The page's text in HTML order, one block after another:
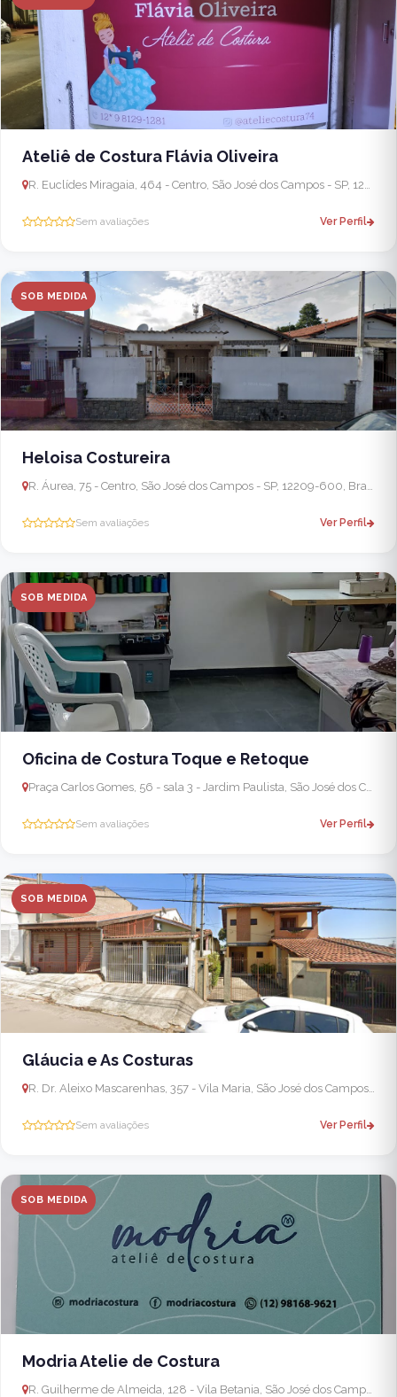
Ateliê de Costura Flávia Oliveira
R. Euclídes Miragaia, 464 - Centro, São José dos Campos - SP, 12245-820, Brasil
Sem avaliações Ver Perfil
SOB MEDIDA
Heloisa Costureira
R. Áurea, 75 - Centro, São José dos Campos - SP, 12209-600, Brasil
Sem avaliações Ver Perfil
SOB MEDIDA
Oficina de Costura Toque e Retoque
Praça Carlos Gomes, 56 - sala 3 - Jardim Paulista, São José dos Campos - SP, 12216-060, Brasil
Sem avaliações Ver Perfil
SOB MEDIDA
Gláucia e As Costuras
R. Dr. Aleixo Mascarenhas, 357 - Vila Maria, São José dos Campos - SP, 12209-220, Brasil
Sem avaliações Ver Perfil
SOB MEDIDA
Modria Atelie de Costura
R. Guilherme de Almeida, 128 - Vila Betania, São José dos Campos - SP, 12245-550, Brasil